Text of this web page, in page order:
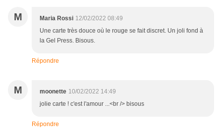
M Maria Rossi 12/02/2022 08:49
Une carte très douce où le rouge se fait discret. Un joli fond à
la Gel Press. Bisous.
Répondre
M moonette 10/02/2022 14:49
jolie carte ! c'est l'amour ...<br /> bisous
Répondre